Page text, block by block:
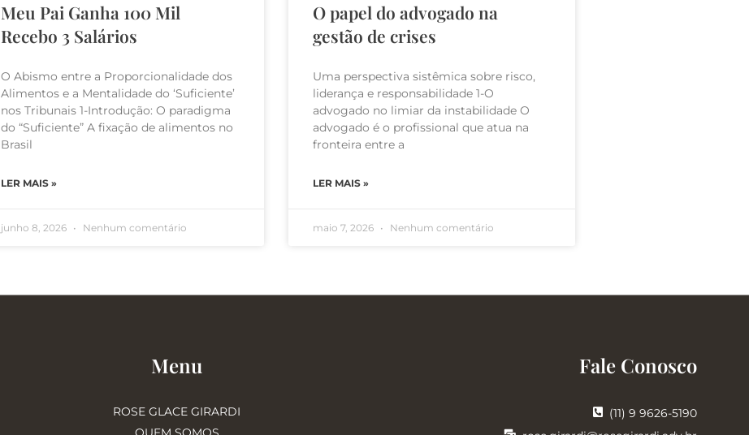
Meu Pai Ganha 100 Mil
Recebo 3 Salários
O Abismo entre a Proporcionalidade dos
Alimentos e a Mentalidade do ‘Suficiente’
nos Tribunais 1-Introdução: O paradigma
do “Suficiente” A fixação de alimentos no
Brasil
LER MAIS »
junho 8, 2026 Nenhum comentário
O papel do advogado na
gestão de crises
Uma perspectiva sistêmica sobre risco,
liderança e responsabilidade 1-O
advogado no limiar da instabilidade O
advogado é o profissional que atua na
fronteira entre a
LER MAIS »
maio 7, 2026 Nenhum comentário
Menu
ROSE GLACE GIRARDI
Fale Conosco
(11) 9 9626-5190